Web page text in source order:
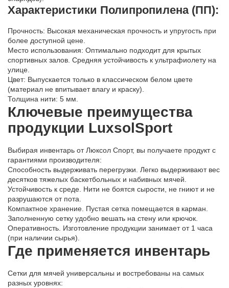
Характеристики Полипропилена (ПП):
Прочность: Высокая механическая прочность и упругость при
более доступной цене.
Место использования: Оптимально подходит для крытых
спортивных залов. Средняя устойчивость к ультрафиолету на
улице.
Цвет: Выпускается только в классическом белом цвете
(материал не впитывает влагу и краску).
Толщина нити: 5 мм.
Ключевые преимущества
продукции LuxsolSport
Выбирая инвентарь от Люксол Спорт, вы получаете продукт с
гарантиями производителя:
Способность выдерживать перегрузки. Легко выдерживают вес
десятков тяжелых баскетбольных и набивных мячей.
Устойчивость к среде. Нити не боятся сырости, не гниют и не
разрушаются от пота.
Компактное хранение. Пустая сетка помещается в карман.
Заполненную сетку удобно вешать на стену или крючок.
Оперативность. Изготовление продукции занимает от 1 часа
(при наличии сырья).
Где применяется инвентарь
Сетки для мячей универсальны и востребованы на самых
разных уровнях: